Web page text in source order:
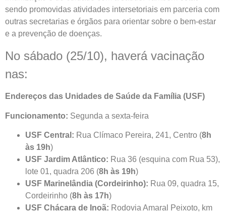
sendo promovidas atividades intersetoriais em parceria com
outras secretarias e órgãos para orientar sobre o bem-estar
e a prevenção de doenças.
No sábado (25/10), haverá vacinação
nas:
Endereços das Unidades de Saúde da Família (USF)
Funcionamento: Segunda a sexta-feira
USF Central: Rua Clímaco Pereira, 241, Centro (8h
às 19h)
USF Jardim Atlântico: Rua 36 (esquina com Rua 53),
lote 01, quadra 206 (8h às 19h)
USF Marinelândia (Cordeirinho): Rua 09, quadra 15,
Cordeirinho (8h às 17h)
USF Chácara de Inoã: Rodovia Amaral Peixoto, km